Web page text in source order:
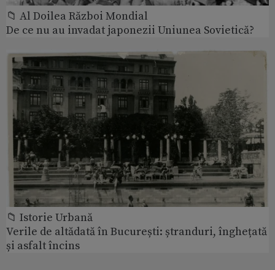
📁 Al Doilea Război Mondial
De ce nu au invadat japonezii Uniunea Sovietică?
📁 Istorie Urbană
Verile de altădată în București: ștranduri, înghețată
și asfalt încins